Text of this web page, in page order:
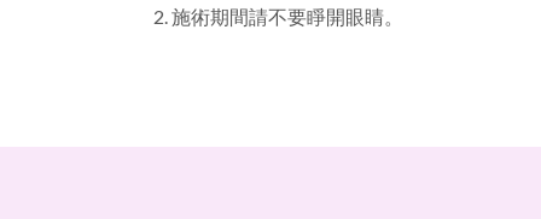
施術期間請不要睜開眼睛。